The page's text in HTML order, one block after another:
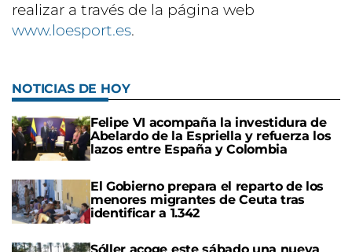
realizar a través de la página web
www.loesport.es.
NOTICIAS DE HOY
Felipe VI acompaña la investidura de
Abelardo de la Espriella y refuerza los
lazos entre España y Colombia
El Gobierno prepara el reparto de los
menores migrantes de Ceuta tras
identificar a 1.342